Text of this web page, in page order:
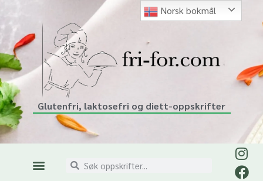
Glutenfri, laktosefri og diett-oppskrifter
Norsk bokmål